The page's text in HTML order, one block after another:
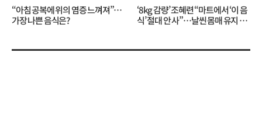
“아침 공복에 위의 염증 느껴져”…
가장 나쁜 음식은?
‘8kg 감량’ 조혜련 “마트에서 ‘이 음
식’ 절대 안 사”…날씬 몸매 유지 비